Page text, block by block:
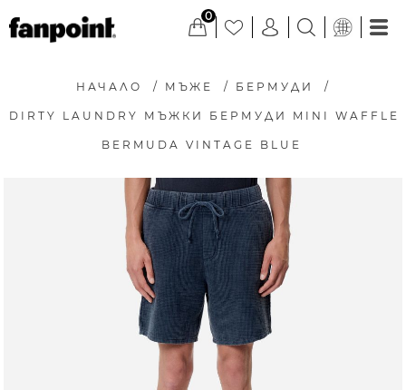
0
НАЧАЛО / МЪЖЕ / БЕРМУДИ /
DIRTY LAUNDRY МЪЖКИ БЕРМУДИ MINI WAFFLE
BERMUDA VINTAGE BLUE